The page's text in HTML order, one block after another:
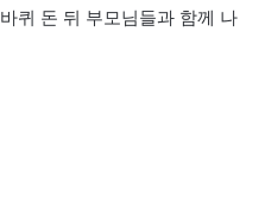
퀴 돈 뒤 부모님들과 함께 나